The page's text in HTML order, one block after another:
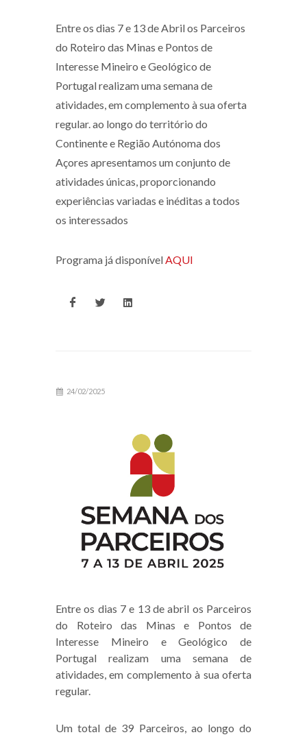
Entre os dias 7 e 13 de Abril os Parceiros
do Roteiro das Minas e Pontos de
Interesse Mineiro e Geológico de
Portugal realizam uma semana de
atividades, em complemento à sua oferta
regular. ao longo do território do
Continente e Região Autónoma dos
Açores apresentamos um conjunto de
atividades únicas, proporcionando
experiências variadas e inéditas a todos
os interessados
Programa já disponívelAQUI
24/02/2025
Entre os dias 7 e 13 de abril os Parceiros
do Roteiro das Minas e Pontos de
Interesse Mineiro e Geológico de
Portugal realizam uma semana de
atividades, em complemento à sua oferta
regular.
Um total de 39 Parceiros, ao longo do